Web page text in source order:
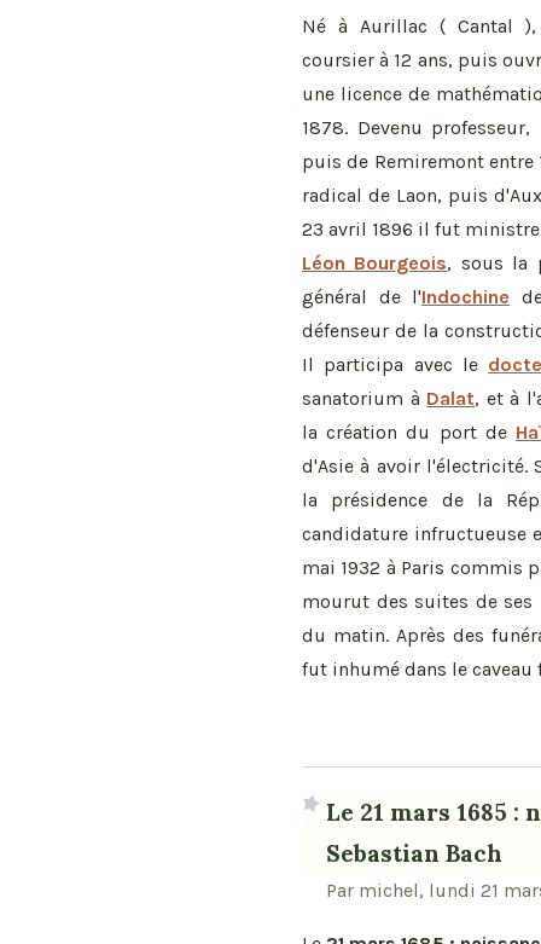
Né à Aurillac ( Cantal
coursier à 12 ans, puis
une licence de
1878. Devenu
puis de Remiremont entre
radical de Laon, puis
23 avril 1896 il fut
Léon Bourgeois, sous la
général de l'Indochine
défenseur de la
Il participa avec le
sanatorium à Dalat, et à
la création du port de
d'Asie à avoir l'électricité.
la présidence de la
candidature infructueuse
mai 1932 à Paris commis
mourut des suites de ses
du matin. Après des
fut inhumé dans le
Le 21 mars 1685 :
Sebastian Bach
Par michel, lundi 21